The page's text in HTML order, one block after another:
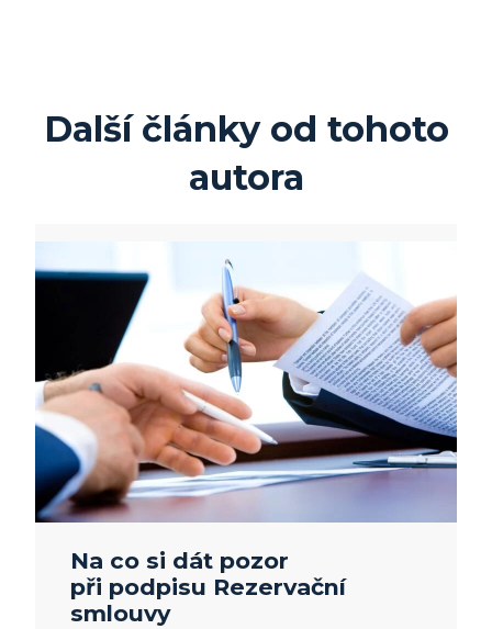
Další články od tohoto
autora
Na co si dát pozor
při podpisu Rezervační
smlouvy
pozor
při podpisu
Rezervační
smlouvy